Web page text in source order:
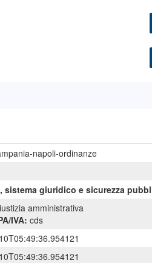
napoli-ordinanze
sistema giuridico e sicurezza
amministrativa
IVA: cds